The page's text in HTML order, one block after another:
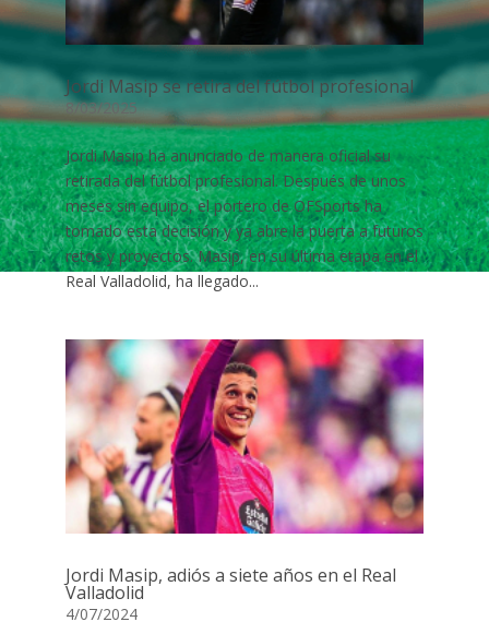
Jordi Masip se retira del fútbol profesional
8/03/2025
Jordi Masip ha anunciado de manera oficial su
retirada del fútbol profesional. Después de unos
meses sin equipo, el portero de OFSports ha
tomado esta decisión y ya abre la puerta a futuros
retos y proyectos. Masip, en su última etapa en el
Real Valladolid, ha llegado...
Jordi Masip, adiós a siete años en el Real
Valladolid
4/07/2024